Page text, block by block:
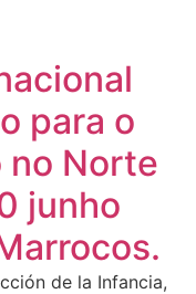
para o
no Norte
junho
de la Infancia,